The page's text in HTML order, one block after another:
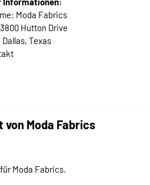
Moda Fabrics
Hutton Drive
Texas
Moda Fabrics
Moda Fabrics.